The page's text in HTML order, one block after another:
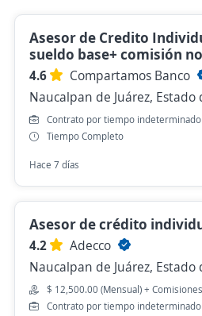
Asesor de Credito
sueldo base+ comisión
4.6
Compartamos Banco
Naucalpan de Juárez, Estado
Contrato por tiempo indeterminado
Tiempo Completo
Hace 7 días
Asesor de crédito
4.2
Adecco
Naucalpan de Juárez, Estado
$ 12,500.00 (Mensual) + Comisiones
Contrato por tiempo indeterminado